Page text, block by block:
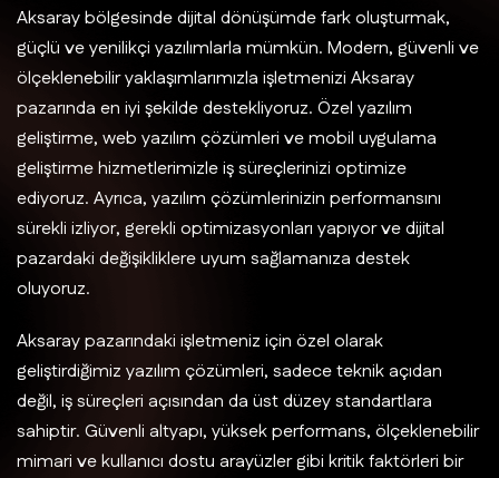
Aksaray bölgesinde dijital dönüşümde fark oluşturmak,
güçlü ve yenilikçi yazılımlarla mümkün. Modern, güvenli ve
ölçeklenebilir yaklaşımlarımızla işletmenizi Aksaray
pazarında en iyi şekilde destekliyoruz. Özel yazılım
geliştirme, web yazılım çözümleri ve mobil uygulama
geliştirme hizmetlerimizle iş süreçlerinizi optimize
ediyoruz. Ayrıca, yazılım çözümlerinizin performansını
sürekli izliyor, gerekli optimizasyonları yapıyor ve dijital
pazardaki değişikliklere uyum sağlamanıza destek
oluyoruz.
Aksaray pazarındaki işletmeniz için özel olarak
geliştirdiğimiz yazılım çözümleri, sadece teknik açıdan
değil, iş süreçleri açısından da üst düzey standartlara
sahiptir. Güvenli altyapı, yüksek performans, ölçeklenebilir
mimari ve kullanıcı dostu arayüzler gibi kritik faktörleri bir